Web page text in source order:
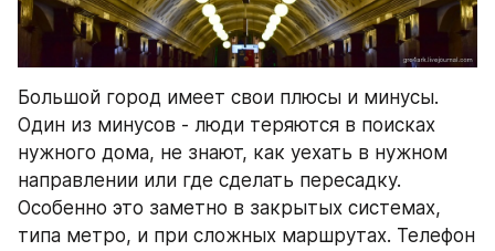
Большой город имеет свои плюсы и минусы.
Один из минусов - люди теряются в поисках
нужного дома, не знают, как уехать в нужном
направлении или где сделать пересадку.
Особенно это заметно в закрытых системах,
типа метро, и при сложных маршрутах. Телефон